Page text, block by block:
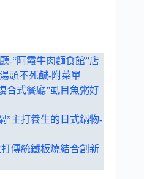
-“阿霞牛肉麵食館”店
頭不死鹹-附菜單
合式餐廳”虱目魚粥好
”主打養生的日式鍋物-
傳統鐵板燒結合創新